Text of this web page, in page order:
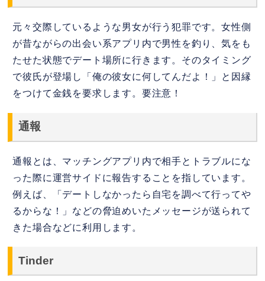
元々交際しているような男女が行う犯罪です。女性側
が昔ながらの出会い系アプリ内で男性を釣り、気をも
たせた状態でデート場所に行きます。そのタイミング
で彼氏が登場し「俺の彼女に何してんだよ！」と因縁
をつけて金銭を要求します。要注意！
通報
通報とは、マッチングアプリ内で相手とトラブルにな
った際に運営サイドに報告することを指しています。
例えば、「デートしなかったら自宅を調べて行ってや
るからな！」などの脅迫めいたメッセージが送られて
きた場合などに利用します。
Tinder